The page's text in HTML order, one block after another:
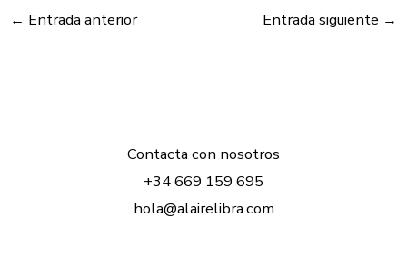
← Entrada anterior Entrada siguiente →
Contacta con nosotros
+34 669 159 695
hola@alairelibra.com